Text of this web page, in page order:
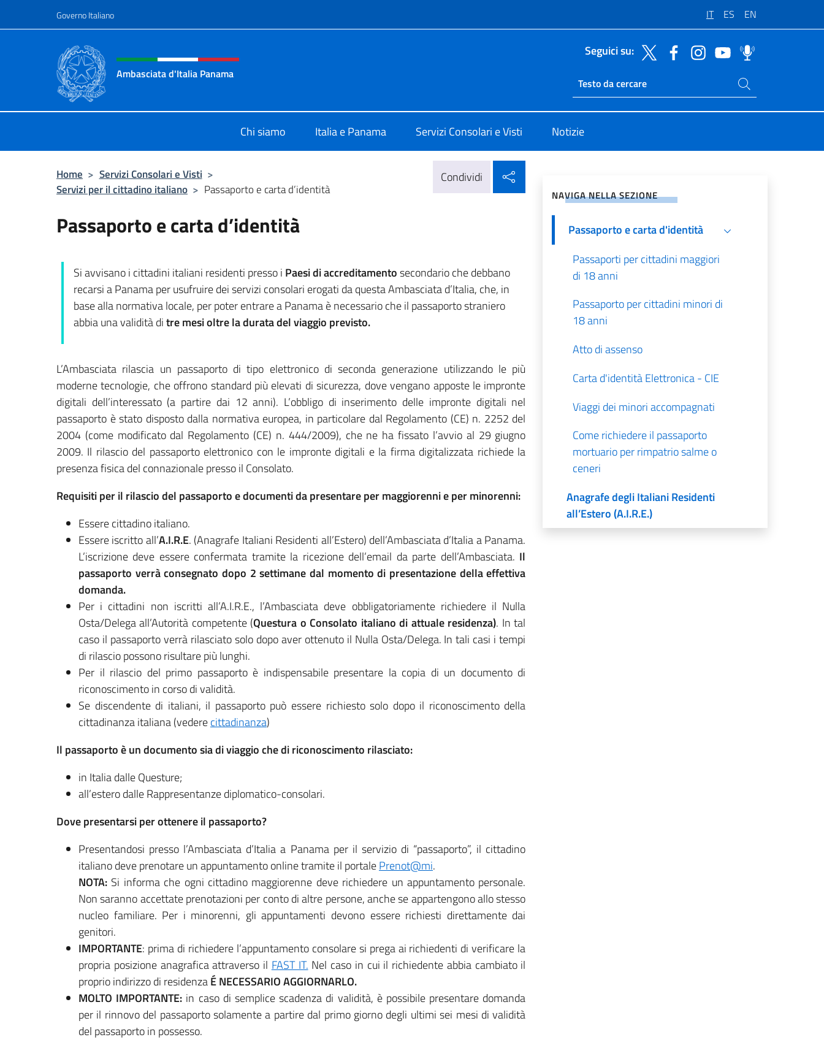
Governo Italiano IT ES EN
Intestazione sito, social e menù
Ambasciata d'Italia Panama
Seguici su:
Ricerca sito live
Cerca nel sito
Chi siamo Italia e Panama Servizi Consolari e Visti Notizie
Home > Servizi Consolari e Visti >
Servizi per il cittadino italiano > Passaporto e carta d’identità
Condividi
Passaporto e carta d’identità
Si avvisano i cittadini italiani residenti presso i Paesi di accreditamentosecondario che debbano
recarsi a Panama per usufruire dei servizi consolari erogati da questa Ambasciata d’Italia, che, in
base alla normativa locale, per poter entrare a Panama è necessario che il passaporto straniero
abbia una validità ditre mesi oltre la durata del viaggio previsto.
L’Ambasciata rilascia un passaporto di tipo elettronico di seconda generazione utilizzando le più
moderne tecnologie, che offrono standard più elevati di sicurezza, dove vengano apposte le impronte
digitali dell’interessato (a partire dai 12 anni). L’obbligo di inserimento delle impronte digitali nel
passaporto è stato disposto dalla normativa europea, in particolare dal Regolamento (CE) n. 2252 del
2004 (come modificato dal Regolamento (CE) n. 444/2009), che ne ha fissato l’avvio al 29 giugno
2009. Il rilascio del passaporto elettronico con le impronte digitali e la firma digitalizzata richiede la
presenza fisica del connazionale presso il Consolato.
Requisiti per il rilascio del passaporto e documenti da presentare per maggiorenni e per minorenni:
Essere cittadino italiano.
Essere iscritto all’A.I.R.E. (Anagrafe Italiani Residenti all’Estero) dell’Ambasciata d’Italia a Panama.
L’iscrizione deve essere confermata tramite la ricezione dell’email da parte dell’Ambasciata. Il
passaporto verrà consegnato dopo 2 settimane dal momento di presentazione della effettiva
domanda.
Per i cittadini non iscritti all’A.I.R.E., l’Ambasciata deve obbligatoriamente richiedere il Nulla
Osta/Delega all’Autorità competente (Questura o Consolato italiano di attuale residenza). In tal
caso il passaporto verrà rilasciato solo dopo aver ottenuto il Nulla Osta/Delega. In tali casi i tempi
di rilascio possono risultare più lunghi.
Per il rilascio del primo passaporto è indispensabile presentare la copia di un documento di
riconoscimento in corso di validità.
Se discendente di italiani, il passaporto può essere richiesto solo dopo il riconoscimento della
cittadinanza italiana (vederecittadinanza)
Il passaporto è un documento sia di viaggio che di riconoscimento rilasciato:
in Italia dalle Questure;
all’estero dalle Rappresentanze diplomatico-consolari.
Dove presentarsi per ottenere il passaporto?
Presentandosi presso l’Ambasciata d’Italia a Panama per il servizio di “passaporto”, il cittadino
italiano deve prenotare un appuntamento online tramite il portalePrenot@mi.
NOTA: Si informa che ogni cittadino maggiorenne deve richiedere un appuntamento personale.
Non saranno accettate prenotazioni per conto di altre persone, anche se appartengono allo stesso
nucleo familiare. Per i minorenni, gli appuntamenti devono essere richiesti direttamente dai
genitori.
IMPORTANTE: prima di richiedere l’appuntamento consolare si prega ai richiedenti di verificare la
propria posizione anagrafica attraverso il FAST IT. Nel caso in cui il richiedente abbia cambiato il
proprio indirizzo di residenzaÉ NECESSARIO AGGIORNARLO.
MOLTO IMPORTANTE: in caso di semplice scadenza di validità, è possibile presentare domanda
per il rinnovo del passaporto solamente a partire dal primo giorno degli ultimi sei mesi di validità
del passaporto in possesso.
NAVIGA NELLA SEZIONE
Passaporto e carta d'identità
Passaporti per cittadini maggiori
di 18 anni
Passaporto per cittadini minori di
18 anni
Atto di assenso
Carta d'identità Elettronica - CIE
Viaggi dei minori accompagnati
Come richiedere il passaporto
mortuario per rimpatrio salme o
ceneri
Anagrafe degli Italiani Residenti
all’Estero (A.I.R.E.)